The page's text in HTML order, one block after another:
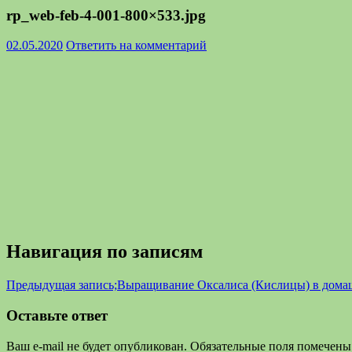
rp_web-feb-4-001-800×533.jpg
02.05.2020 Ответить на комментарий
Навигация по записям
Предыдущая запись;Выращивание Оксалиса (Кислицы) в
Оставьте ответ
Ваш e-mail не будет опубликован. Обязательные поля помечены